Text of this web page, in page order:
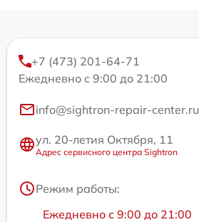
+7 (473) 201-64-71
Ежедневно с 9:00 до 21:00
info@sightron-repair-center.ru
ул. 20-летия Октября, 11
Адрес сервисного центра Sightron
Режим работы:
Ежедневно с 9:00 до 21:00